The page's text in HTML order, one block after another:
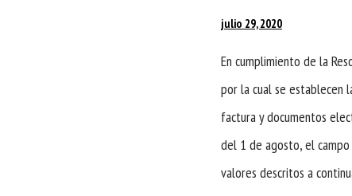
julio 29, 2020
En cumplimiento de la
por la cual se establecen
factura y documentos
del 1 de agosto, el
valores descritos a